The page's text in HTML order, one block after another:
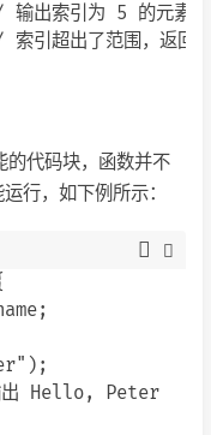
索引为 5 的元素
代码块，函数并不
行，如下例所示：